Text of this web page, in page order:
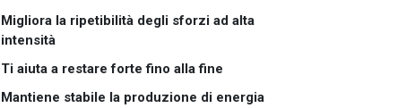
Migliora la ripetibilità degli sforzi ad alta
intensità
Ti aiuta a restare forte fino alla fine
Mantiene stabile la produzione di energia